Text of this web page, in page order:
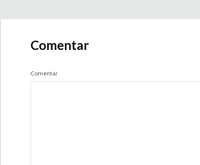
Comentar
Comentar